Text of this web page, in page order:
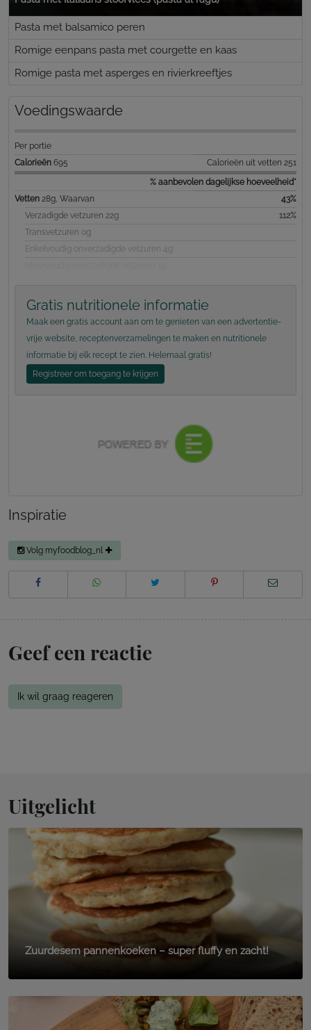
Pasta met balsamico peren
Romige eenpans pasta met courgette en kaas
Romige pasta met asperges en rivierkreeftjes
Voedingswaarde
Per portie
Calorieën 695
Calorieën uit vetten 251
% aanbevolen dagelijkse hoeveelheid*
Vetten 28g, Waarvan
43%
Verzadigde vetzuren 22g
112%
Transvetzuren 0g
Enkelvoudig onverzadigde vetzuren 4g
Gratis nutritionele informatie
Maak een gratis account aan om te genieten van een advertentie-
vrije website, receptenverzamelingen te maken en nutritionele
informatie bij elk recept te zien. Helemaal gratis!
Registreer om toegang te krijgen
Inspiratie
Volg myfoodblog_nl
Geef een reactie
Ik wil graag reageren
Uitgelicht
Zuurdesem pannenkoeken – super fluffy en zacht!